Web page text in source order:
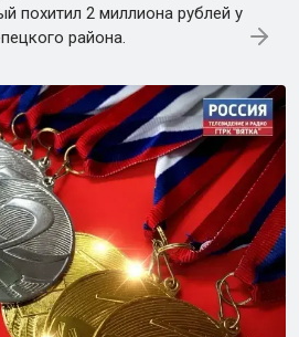
похитил 2 миллиона рублей у
района.